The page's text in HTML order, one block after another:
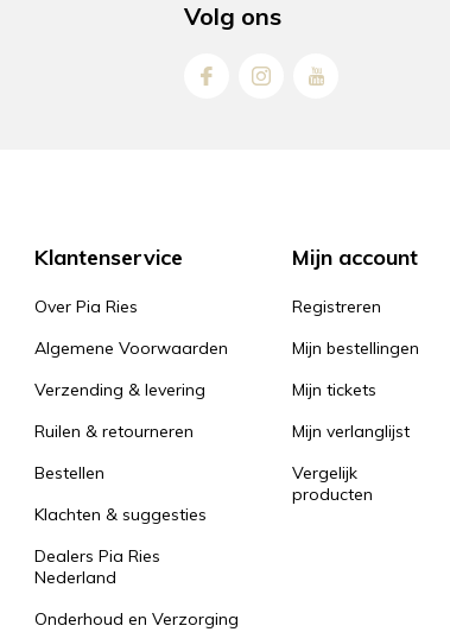
Volg ons
Klantenservice
Over Pia Ries
Algemene Voorwaarden
Verzending & levering
Ruilen & retourneren
Bestellen
Klachten & suggesties
Dealers Pia Ries
Nederland
Onderhoud en Verzorging
Mijn account
Registreren
Mijn bestellingen
Mijn tickets
Mijn verlanglijst
Vergelijk
producten